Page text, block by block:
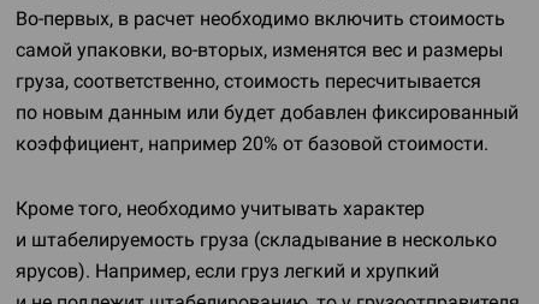
Во-первых, в расчет необходимо включить стоимость
самой упаковки, во-вторых, изменятся вес и размеры
груза, соответственно, стоимость пересчитывается
по новым данным или будет добавлен фиксированный
коэффициент, например 20% от базовой стоимости.
Кроме того, необходимо учитывать характер
и штабелируемость груза (складывание в несколько
ярусов). Например, если груз легкий и хрупкий